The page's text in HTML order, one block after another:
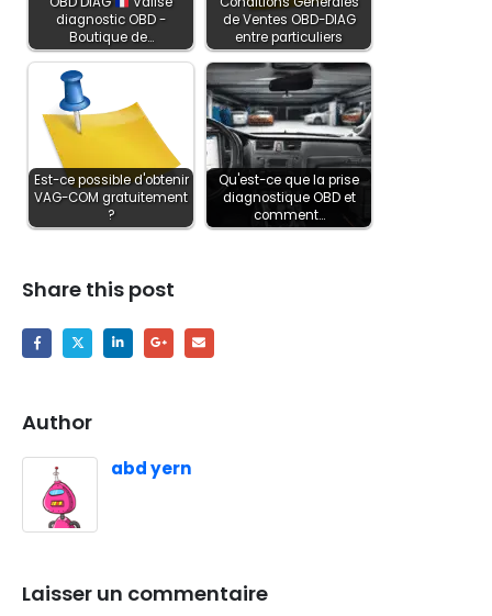
diagnostic OBD -
Boutique de…
de Ventes OBD-DIAG
entre particuliers
Est-ce possible d'obtenir
VAG-COM gratuitement
?
Qu'est-ce que la prise
diagnostique OBD et
comment…
Share this post
Author
abd yern
Laisser un commentaire